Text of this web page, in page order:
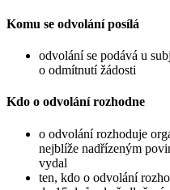
Komu se odvolání posílá
odvolání se podává u
o odmítnutí žádosti
Kdo o odvolání rozhodne
o odvolání rozhoduje
nejblíže nadřízeným
vydal
ten, kdo o odvolání